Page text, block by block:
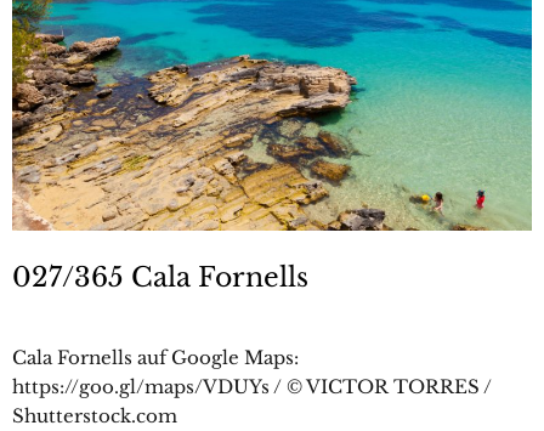
027/365 Cala Fornells
Cala Fornells auf Google Maps:
https://goo.gl/maps/VDUYs / © VICTOR TORRES /
Shutterstock.com